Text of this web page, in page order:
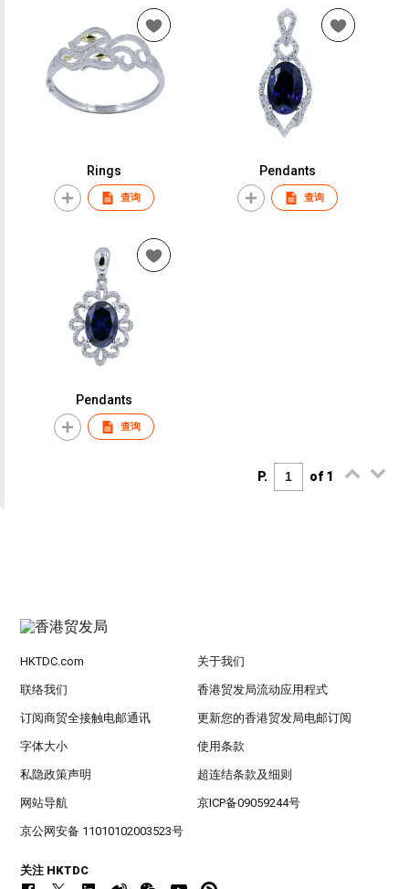
Rings
查询
Pendants
查询
Pendants
查询
P. of 1
HKTDC.com 关于我们
联络我们 香港贸发局流动应用程式
订阅商贸全接触电邮通讯 更新您的香港贸发局电邮订阅
字体大小 使用条款
私隐政策声明 超连结条款及细则
网站导航 京ICP备09059244号
京公网安备 11010102003523号
关注 HKTDC